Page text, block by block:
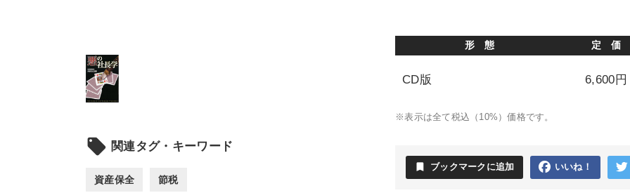
local_offer 関連タグ・キーワード
資産保全 節税
形 態 定 価
CD版 6,600円
※表示は全て税込（10%）価格です。
bookmark ブックマークに追加 いいね！